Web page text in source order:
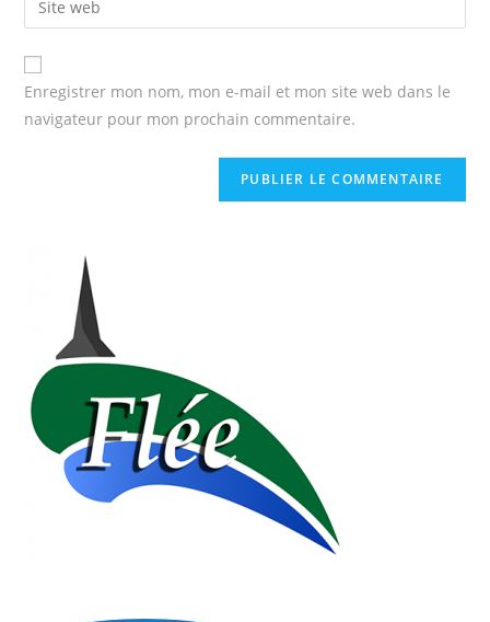
Enregistrer mon nom, mon e-mail et mon site web dans le
navigateur pour mon prochain commentaire.